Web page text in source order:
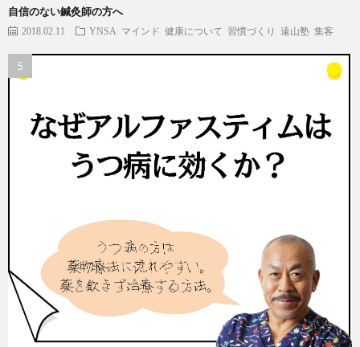
自信のない鍼灸師の方へ
2018.02.11 YNSA マインド 健康について 習慣づくり 遠山塾 集客